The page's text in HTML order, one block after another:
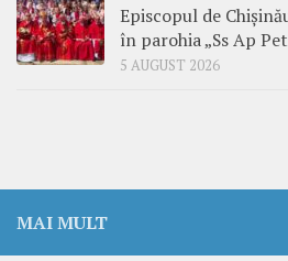
Episcopul de
în parohia „Ss Ap
5 AUGUST 2026
MAI MULT